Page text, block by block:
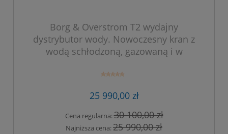
Borg & Overstrom T2 wydajny
dystrybutor wody. Nowoczesny kran z
wodą schłodzoną, gazowaną i w
25 990,00 zł
Cena regularna:30 100,00 zł
Najniższa cena:25 990,00 zł